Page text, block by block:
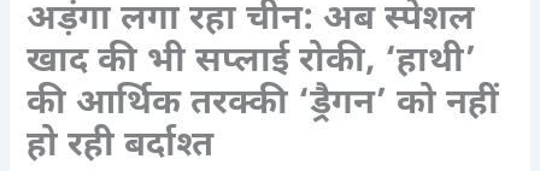
अड़ंगा लगा रहा चीन: अब स्पेशल
खाद की भी सप्लाई रोकी, ‘हाथी’
की आर्थिक तरक्की ‘ड्रैगन’ को नहीं
हो रही बर्दाश्त